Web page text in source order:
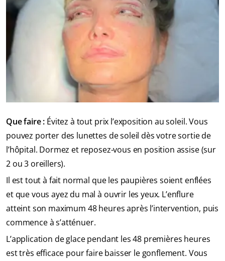
Que faire : Évitez à tout prix l’exposition au soleil. Vous
pouvez porter des lunettes de soleil dès votre sortie de
l’hôpital. Dormez et reposez-vous en position assise (sur
2 ou 3 oreillers).
Il est tout à fait normal que les paupières soient enflées
et que vous ayez du mal à ouvrir les yeux. L’enflure
atteint son maximum 48 heures après l’intervention, puis
commence à s’atténuer.
L’application de glace pendant les 48 premières heures
est très efficace pour faire baisser le gonflement. Vous